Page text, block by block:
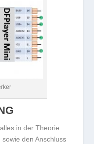
in der Theorie
den Anschluss